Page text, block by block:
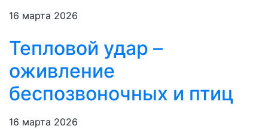
16 марта 2026
Тепловой удар –
оживление
беспозвоночных и птиц
16 марта 2026